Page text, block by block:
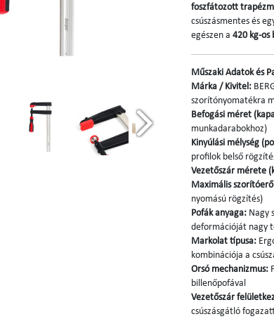
foszfátozott
csúszásmentes és
egészen a 420 kg-os
Műszaki Adatok és
Márka / Kivitel:
szorítónyomatékra
Befogási méret
munkadarabokhoz)
Kinyúlási mélység
profilok belső
Vezetőszár mérete
Maximális
nyomású rögzítés)
Pofák anyaga: Nagy
deformációját nagy
Markolat típusa:
kombinációja a
Orsó mechanizmus:
billenőpofával
Vezetőszár
csúszásgátló